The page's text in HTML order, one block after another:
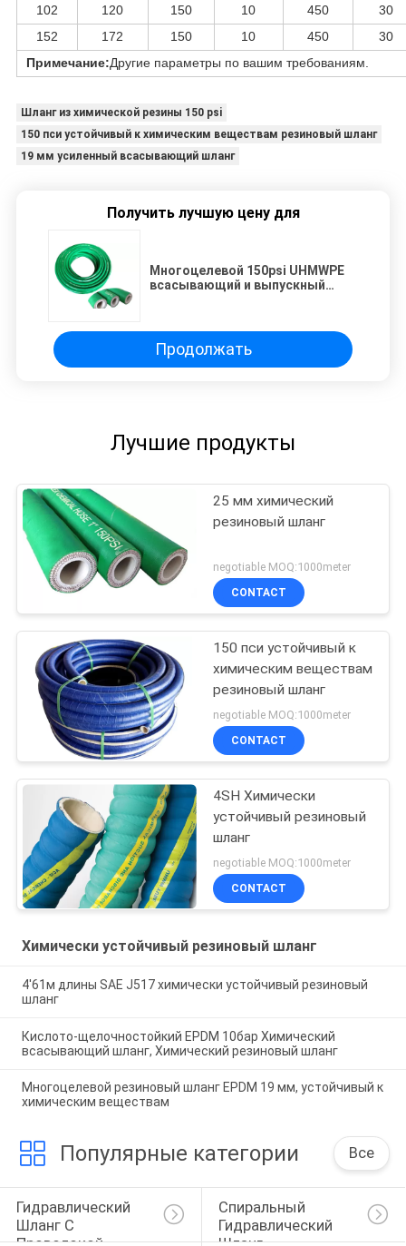
102
120 150 10 450
30
152
172 150 10 450
30
Примечание:Другие параметры по вашим требованиям.
Шланг из химической резины 150 psi
150 пси устойчивый к химическим веществам резиновый шланг
19 мм усиленный всасывающий шланг
Получить лучшую цену для
Многоцелевой 150psi UHMWPE
всасывающий и выпускный
Продолжать
Лучшие продукты
25 мм химический
резиновый шланг
negotiable MOQ:1000meter
CONTACT
150 пси устойчивый к
химическим веществам
резиновый шланг
negotiable MOQ:1000meter
CONTACT
4SH Химически
устойчивый резиновый
шланг
negotiable MOQ:1000meter
CONTACT
Химически устойчивый резиновый шланг
4'61м длины SAE J517 химически устойчивый резиновый
шланг
Кислото-щелочностойкий EPDM 10бар Химический
всасывающий шланг, Химический резиновый шланг
Многоцелевой резиновый шланг EPDM 19 мм, устойчивый к
химическим веществам
Популярные категории Все
Гидравлический
Шланг С
Спиральный
Гидравлический